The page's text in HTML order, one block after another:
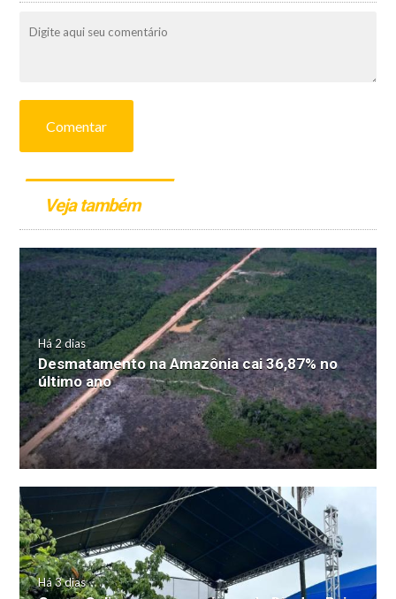
Comentar
Veja também
Há 2 dias
Desmatamento na Amazônia cai 36,87% no
último ano
Há 3 dias